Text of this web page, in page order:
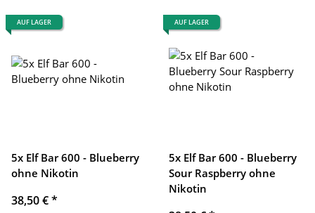
AUF LAGER
5x Elf Bar 600 - Blueberry
ohne Nikotin
38,50 €*
AUF LAGER
5x Elf Bar 600 - Blueberry
Sour Raspberry ohne
Nikotin